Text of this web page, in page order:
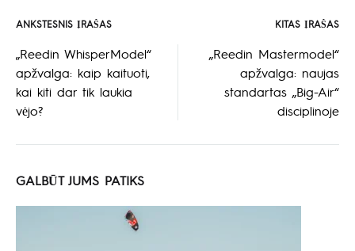
Įrašo
naršymas
ANKSTESNIS ĮRAŠAS KITAS ĮRAŠAS
„Reedin WhisperModel“
apžvalga: kaip kaituoti,
kai kiti dar tik laukia
vėjo?
„Reedin Mastermodel“
apžvalga: naujas
standartas „Big-Air“
disciplinoje
GALBŪT JUMS PATIKS